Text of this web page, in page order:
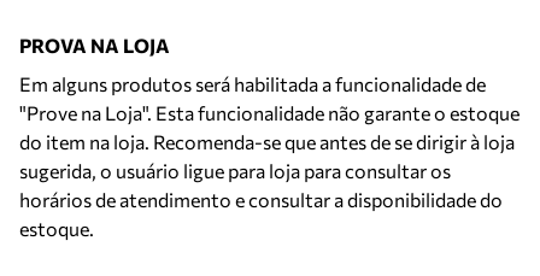
PROVA NA LOJA
Em alguns produtos será habilitada a funcionalidade de
"Prove na Loja". Esta funcionalidade não garante o estoque
do item na loja. Recomenda-se que antes de se dirigir à loja
sugerida, o usuário ligue para loja para consultar os
horários de atendimento e consultar a disponibilidade do
estoque.